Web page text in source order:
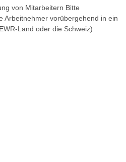
von Mitarbeitern Bitte
Arbeitnehmer vorübergehend in ein
Land oder die Schweiz)